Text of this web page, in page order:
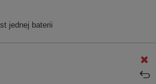
jednej baterii